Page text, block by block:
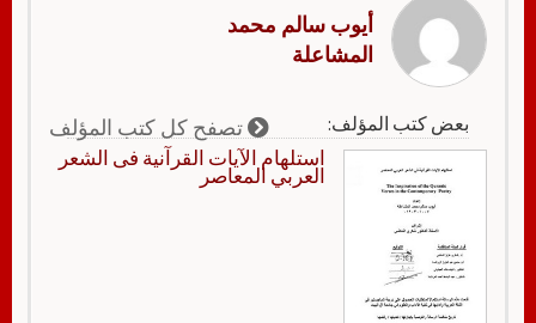
أيوب سالم محمد
المشاعلة
بعض كتب المؤلف: تصفح كل كتب المؤلف
استلهام الآيات القرآنية فى الشعر
العربي المعاصر